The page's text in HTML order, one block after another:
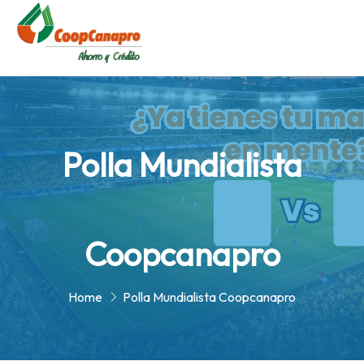
Polla Mundialista
Coopcanapro
Home Polla Mundialista Coopcanapro